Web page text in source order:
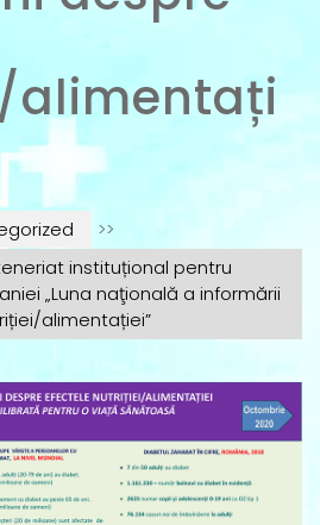
alimentați
>>
instituțional pentru
„Luna naţională a informării
alimentației”